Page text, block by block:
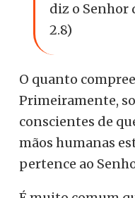
diz o Senhor
2.8)
O quanto
Primeiramente,
conscientes de
mãos humanas
pertence ao